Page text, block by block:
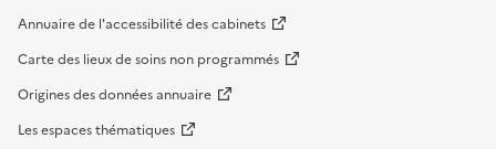
Annuaire de l'accessibilité des cabinets
Carte des lieux de soins non programmés
Origines des données annuaire
Les espaces thématiques